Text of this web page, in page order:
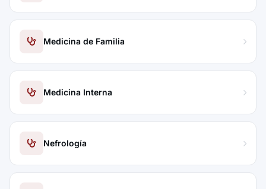
Medicina de Familia
Medicina Interna
Nefrología